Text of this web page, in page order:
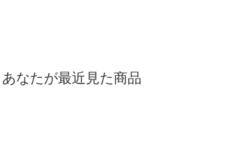
あなたが最近見た商品